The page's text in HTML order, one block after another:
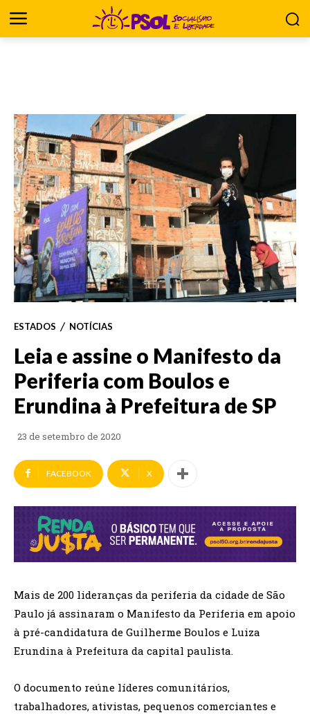
ESTADOS NOTÍCIAS
Leia e assine o Manifesto da
Periferia com Boulos e
Erundina à Prefeitura de SP
23 de setembro de 2020
FACEBOOK X
Mais de 200 lideranças da periferia da cidade de São
Paulo já assinaram o Manifesto da Periferia em apoio
à pré-candidatura de Guilherme Boulos e Luiza
Erundina à Prefeitura da capital paulista.
O documento reúne líderes comunitários,
trabalhadores, ativistas, pequenos comerciantes e